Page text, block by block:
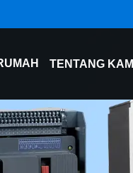
TENTANG KAMI